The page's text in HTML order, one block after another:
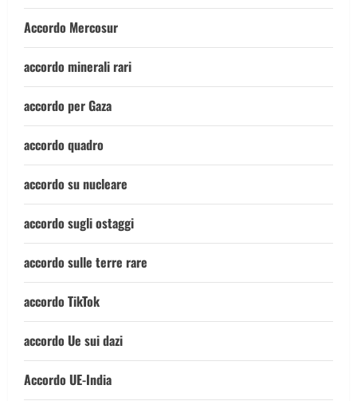
Accordo Mercosur
accordo minerali rari
accordo per Gaza
accordo quadro
accordo su nucleare
accordo sugli ostaggi
accordo sulle terre rare
accordo TikTok
accordo Ue sui dazi
Accordo UE-India